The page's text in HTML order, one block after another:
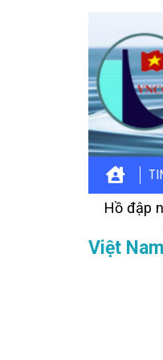
Hồ đập
Việt Nam